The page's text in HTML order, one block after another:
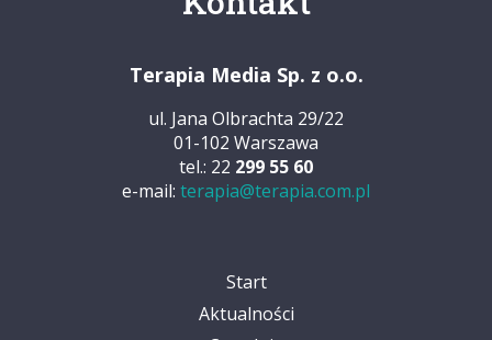
Terapia Media Sp. z o.o.
ul. Jana Olbrachta 29/22
01-102 Warszawa
tel.: 22 299 55 60
e-mail: terapia@terapia.com.pl
Start
Aktualności